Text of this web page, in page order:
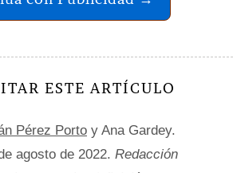
ESTE ARTÍCULO
Pérez Porto y Ana Gardey.
agosto de 2022. Redacción